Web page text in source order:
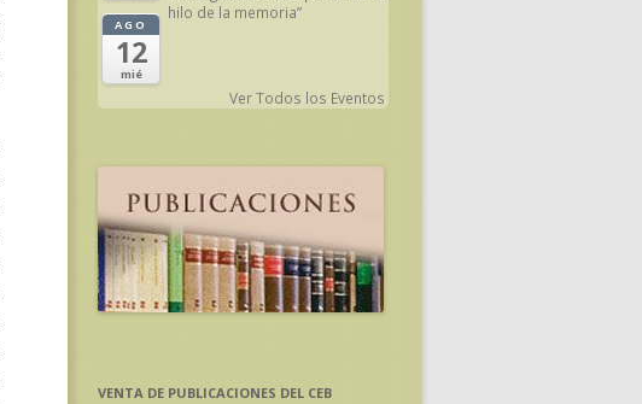
AGO
12
mié
hilo de la memoria”
Ver Todos los Eventos
VENTA DE PUBLICACIONES DEL CEB